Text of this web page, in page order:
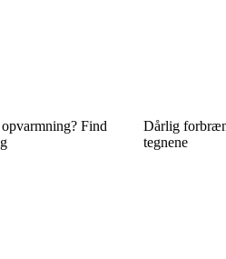
Find
Dårlig
tegnene